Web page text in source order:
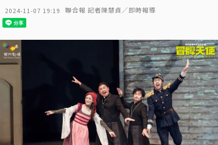
2024-11-07 19:19 聯合報 記者陳慧貞／即時報導